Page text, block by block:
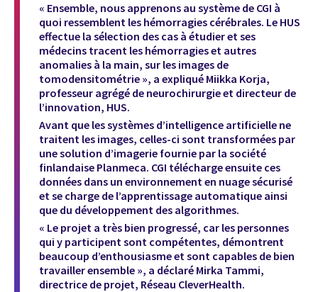
« Ensemble, nous apprenons au système de CGI à
quoi ressemblent les hémorragies cérébrales. Le HUS
effectue la sélection des cas à étudier et ses
médecins tracent les hémorragies et autres
anomalies à la main, sur les images de
tomodensitométrie », a expliqué Miikka Korja,
professeur agrégé de neurochirurgie et directeur de
l’innovation, HUS.
Avant que les systèmes d’intelligence artificielle ne
traitent les images, celles-ci sont transformées par
une solution d’imagerie fournie par la société
finlandaise Planmeca. CGI télécharge ensuite ces
données dans un environnement en nuage sécurisé
et se charge de l’apprentissage automatique ainsi
que du développement des algorithmes.
« Le projet a très bien progressé, car les personnes
qui y participent sont compétentes, démontrent
beaucoup d’enthousiasme et sont capables de bien
travailler ensemble », a déclaré Mirka Tammi,
directrice de projet, Réseau CleverHealth.